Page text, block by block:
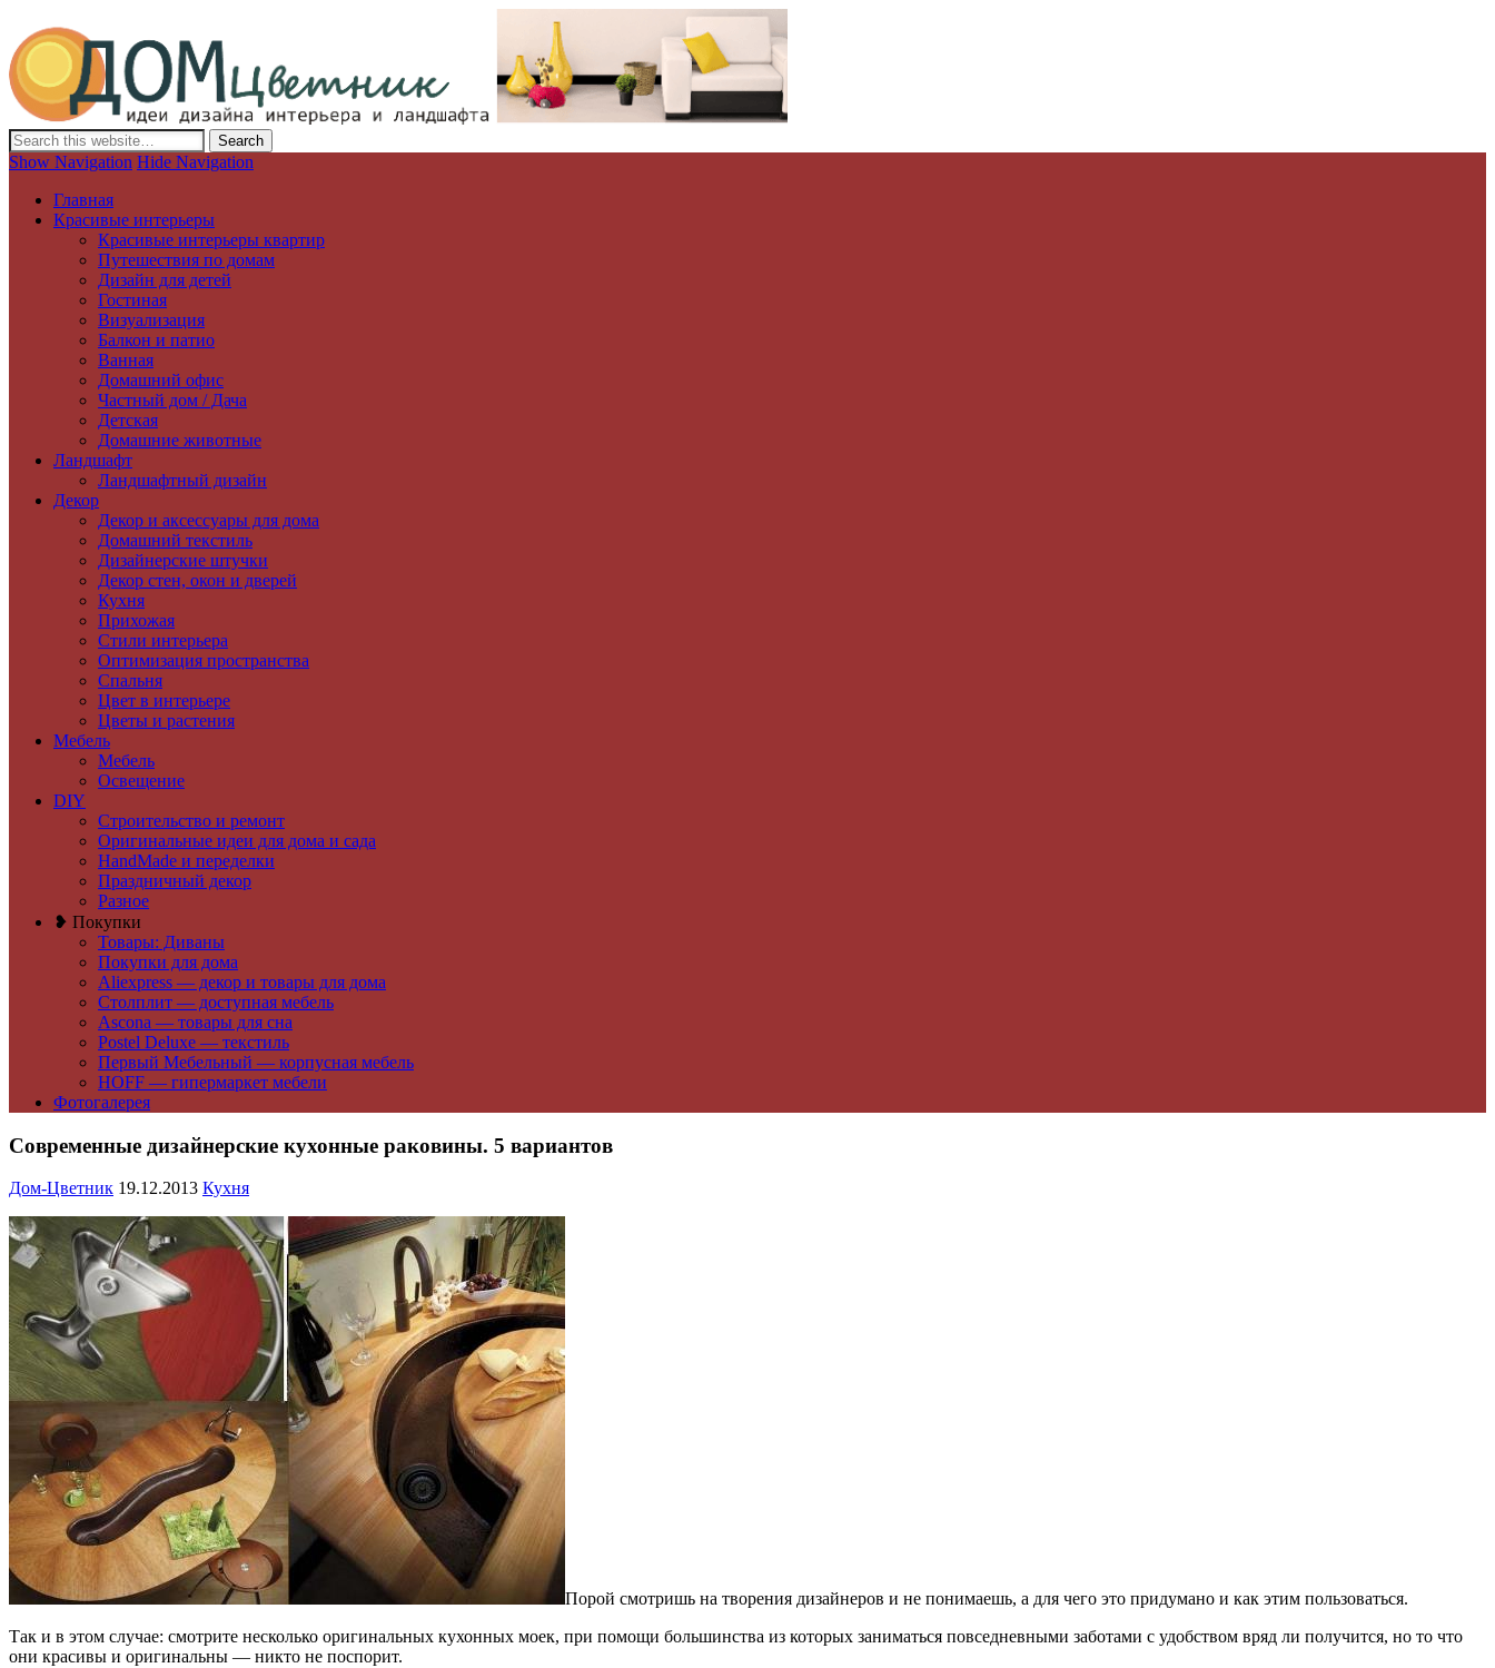
Дизайн интерьера и ландшафта, декор и обустройство дома. Идеи со всего мира.
Show Navigation Hide Navigation
Главная
Красивые интерьеры
Красивые интерьеры квартир
Путешествия по домам
Дизайн для детей
Гостиная
Визуализация
Балкон и патио
Ванная
Домашний офис
Частный дом / Дача
Детская
Домашние животные
Ландшафт
Ландшафтный дизайн
Декор
Декор и аксессуары для дома
Домашний текстиль
Дизайнерские штучки
Декор стен, окон и дверей
Кухня
Прихожая
Стили интерьера
Оптимизация пространства
Спальня
Цвет в интерьере
Цветы и растения
Мебель
Мебель
Освещение
DIY
Строительство и ремонт
Оригинальные идеи для дома и сада
HandMade и переделки
Праздничный декор
Разное
❥ Покупки
Товары: Диваны
Покупки для дома
Aliexpress — декор и товары для дома
Столплит — доступная мебель
Ascona — товары для сна
Postel Deluxe — текстиль
Первый Мебельный — корпусная мебель
HOFF — гипермаркет мебели
Фотогалерея
Современные дизайнерские кухонные раковины. 5 вариантов
Дом-Цветник 19.12.2013 Кухня
Порой смотришь на творения дизайнеров и не понимаешь, а для чего это придумано и как этим пользоваться.
Так и в этом случае: смотрите несколько оригинальных кухонных моек, при помощи большинства из которых заниматься повседневными заботами с удобством вряд ли получится, но то что
они красивы и оригинальны — никто не поспорит.